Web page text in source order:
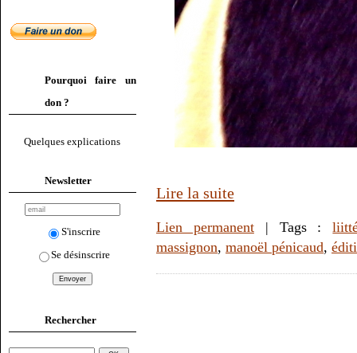
Pourquoi faire un
don ?
Quelques explications
Newsletter
S'inscrire
Se désinscrire
Rechercher
Lire la suite
Lien permanent| Tags :
massignon, manoël pénicaud,